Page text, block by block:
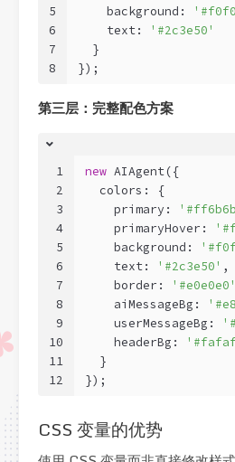
5
6
7
8
    background:
    text:
'#2c3e50'
  }
});
第三层：完整配色方案
1
2
3
4
5
6
7
8
9
10
11
12
new AIAgent({
  colors: {
    primary:
    primaryHover:
    background:
    text:
'#2c3e50' ,
    border:
'#e0e0e0'
    aiMessageBg:
    userMessageBg:
    headerBg:
  }
});
CSS 变量的优势